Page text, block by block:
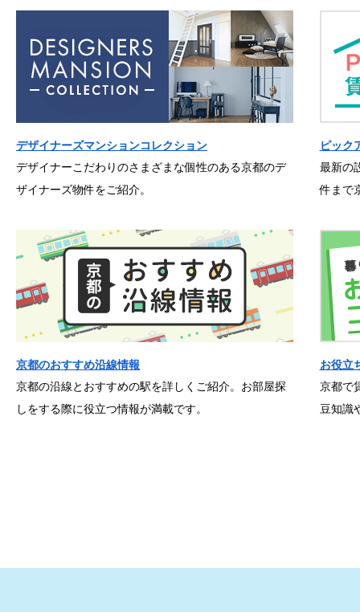
デザイナーズマンションコレクション
デザイナーこだわりのさまざまな個性のある京都のデ
ザイナーズ物件をご紹介。
ピック
最新の
件まで
京都のおすすめ沿線情報
京都の沿線とおすすめの駅を詳しくご紹介。お部屋探
しをする際に役立つ情報が満載です。
お役立
京都で
豆知識